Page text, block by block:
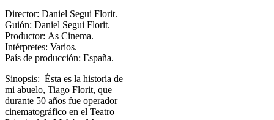
Director: Daniel Segui Florit.
Guión: Daniel Segui Florit.
Productor: As Cinema.
Intérpretes: Varios.
País de producción: España.
Sinopsis: Ésta es la historia de
mi abuelo, Tiago Florit, que
durante 50 años fue operador
cinematográfico en el Teatro